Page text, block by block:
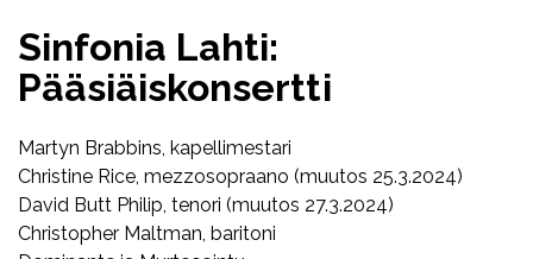
Sinfonia Lahti:
Pääsiäiskonsertti
Martyn Brabbins, kapellimestari
Christine Rice, mezzosopraano (muutos 25.3.2024)
David Butt Philip, tenori (muutos 27.3.2024)
Christopher Maltman, baritoni